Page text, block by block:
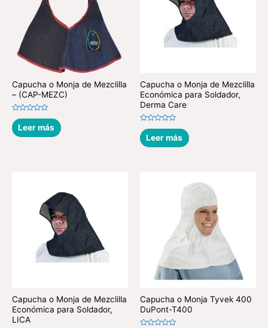
Capucha o Monja de Mezclilla
– (CAP-MEZC)
Valorado
en
0
de
Leer más
Capucha o Monja de Mezclilla
Económica para Soldador,
Derma Care
Valorado
en
0
de
Leer más
Capucha o Monja de Mezclilla
Económica para Soldador,
LICA
Capucha o Monja Tyvek 400
DuPont-T400